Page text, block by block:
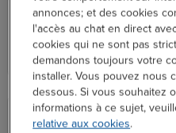
High
La
annonces; et des cookies
l'accès au chat en direct
cookies qui ne sont pas
demandons toujours votre
installer. Vous pouvez nous
dessous. Si vous souhaitez
informations à ce sujet,
relative aux cookies.